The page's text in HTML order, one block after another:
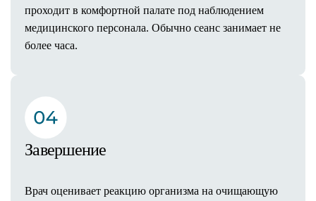
Центр флебологии ForMe
Клеевая облитерация вен VenaSeal
Флебогриф
Радиочастотная облитерация вен
проходит в комфортной палате под наблюдением
медицинского персонала. Обычно сеанс занимает не
более часа.
Завершение
Врач оценивает реакцию организма на очищающую